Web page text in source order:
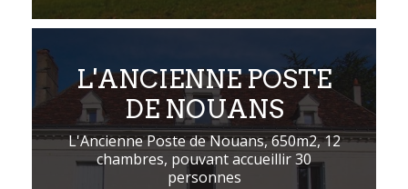
L'ANCIENNE POSTE
DE NOUANS
L'Ancienne Poste de Nouans, 650m2, 12
chambres, pouvant accueillir 30
personnes